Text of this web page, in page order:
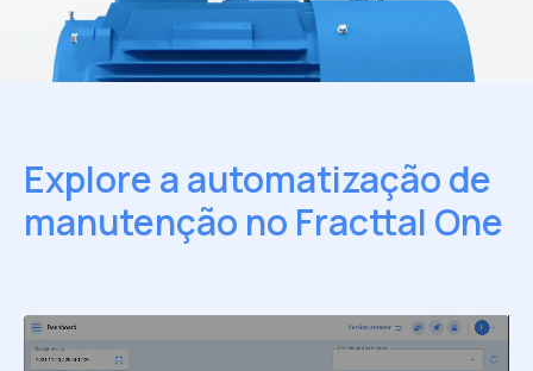
Explore a automatização de
manutenção no Fracttal One